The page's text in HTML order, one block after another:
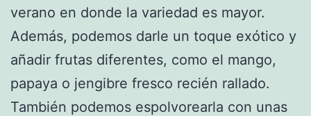
verano en donde la variedad es mayor.
Además, podemos darle un toque exótico y
añadir frutas diferentes, como el mango,
papaya o jengibre fresco recién rallado.
También podemos espolvorearla con unas